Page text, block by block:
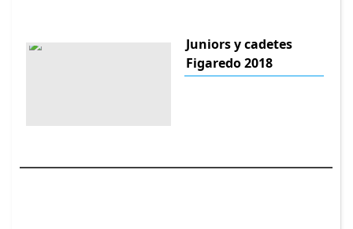
Juniors y cadetes
Figaredo 2018